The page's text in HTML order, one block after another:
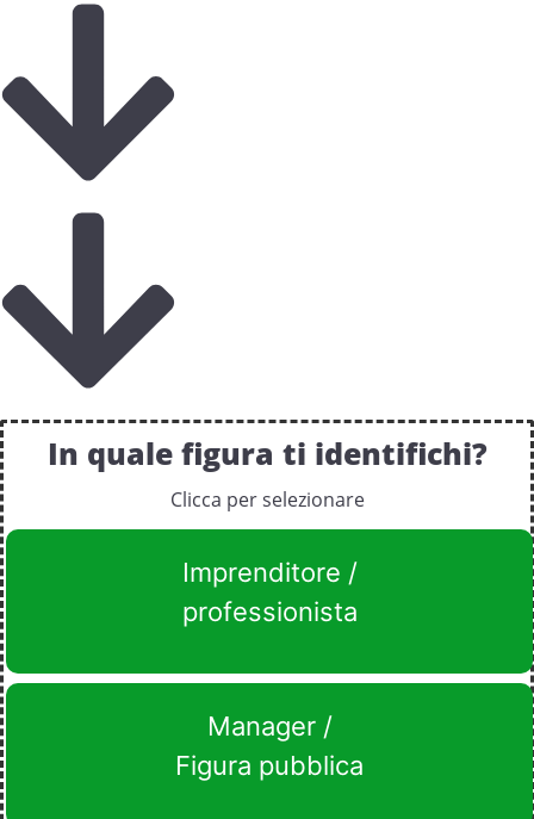
In quale figura ti identifichi?
Clicca per selezionare
Imprenditore /
professionista
Manager /
Figura pubblica